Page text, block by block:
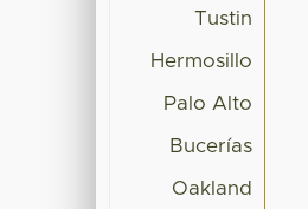
Tustin
Hermosillo
Palo Alto
Bucerías
Oakland